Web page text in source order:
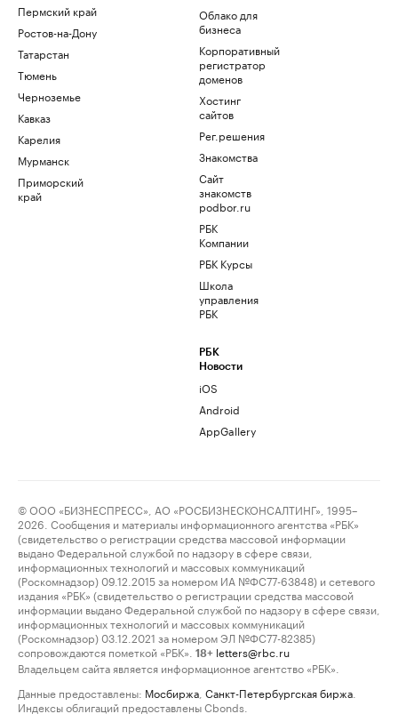
Пермский край
Ростов-на-Дону
Татарстан
Тюмень
Черноземье
Кавказ
Карелия
Мурманск
Приморский
край
Облако для
бизнеса
Корпоративный
регистратор
доменов
Хостинг
сайтов
Рег.решения
Знакомства
Сайт
знакомств
podbor.ru
РБК
Компании
РБК Курсы
Школа
управления
РБК
РБК
Новости
iOS
Android
AppGallery
© ООО «БИЗНЕСПРЕСС», АО «РОСБИЗНЕСКОНСАЛТИНГ», 1995–
2026. Сообщения и материалы информационного агентства «РБК»
(свидетельство о регистрации средства массовой информации
выдано Федеральной службой по надзору в сфере связи,
информационных технологий и массовых коммуникаций
(Роскомнадзор) 09.12.2015 за номером ИА №ФС77-63848) и сетевого
издания «РБК» (свидетельство о регистрации средства массовой
информации выдано Федеральной службой по надзору в сфере связи,
информационных технологий и массовых коммуникаций
(Роскомнадзор) 03.12.2021 за номером ЭЛ №ФС77-82385)
сопровождаются пометкой «РБК».
18+ letters@rbc.ru
Владельцем сайта является информационное агентство «РБК».
Данные предоставлены: Мосбиржа Санкт-Петербургская биржа
Индексы облигаций предоставлены Cbonds.